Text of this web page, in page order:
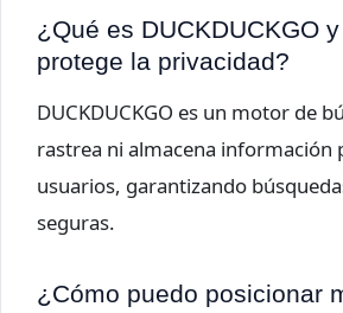
¿Qué es DUCKDUCKGO
protege la privacidad?
DUCKDUCKGO es un motor de
rastrea ni almacena información
usuarios, garantizando
seguras.
¿Cómo puedo posicionar